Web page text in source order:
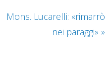
Mons. Lucarelli: «rimarrò
nei paraggi» »